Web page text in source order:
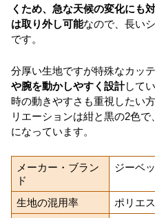
くため、急な天候の変化にも
は取り外し可能なので、長い
です。
分厚い生地ですが特殊なカッ
や腕を動かしやすく設計して
時の動きやすさも重視したい
リエーションは紺と黒の2色
になっています。
メーカー・ブラン
ド
ジーベ
生地の混用率
ポリエ